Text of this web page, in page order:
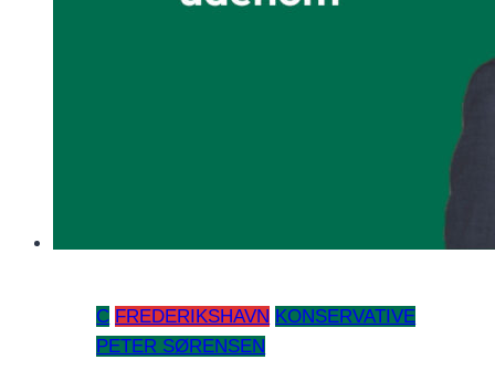
C FREDERIKSHAVN KONSERVATIVE
PETER SØRENSEN